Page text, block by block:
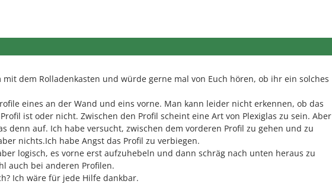
mit dem Rolladenkasten und würde gerne mal von Euch hören, ob ihr ein solches
eines an der Wand und eins vorne. Man kann leider nicht erkennen, ob das
ist oder nicht. Zwischen den Profil scheint eine Art von Plexiglas zu sein. Aber
denn auf. Ich habe versucht, zwischen dem vorderen Profil zu gehen und zu
nichts.Ich habe Angst das Profil zu verbiegen.
logisch, es vorne erst aufzuhebeln und dann schräg nach unten heraus zu
auch bei anderen Profilen.
Ich wäre für jede Hilfe dankbar.